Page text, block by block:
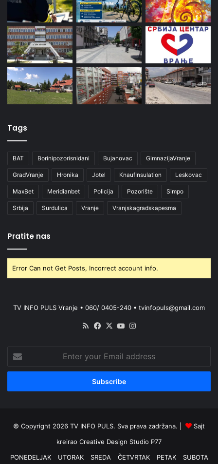
Tags
BAT Borinipozorisnidani Bujanovac GimnazijaVranje
GradVranje Hronika Jotel KnaufInsulation Leskovac
MaxBet Meridianbet Policija Pozorište Simpo
Srbija Surdulica Vranje Vranjskagradskapesma
Pratite nas
Error Can not Get Posts, Incorrect account info.
TV INFO PULS Vranje • 060/ 0405-240 • tvinfopuls@gmail.com
RSS Facebook
X YouTube
your
Email
© Copyright 2026 TV INFO PULS. Sva prava zadržana. |
Sajt
kreirao Creative Design Studio P77
PONEDELJAK
UTORAK SREDA ČETVRTAK PETAK SUBOTA